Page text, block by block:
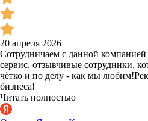
20 апреля 2026
Сотрудничаем с данной
сервис, отзывчивые сотрудники,
чётко и по делу - как мы
бизнеса!
Читать полностью